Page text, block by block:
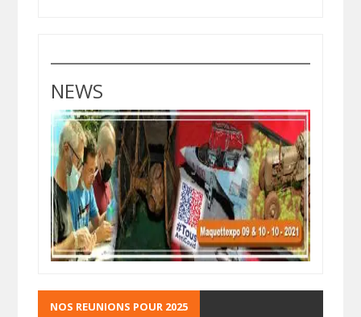
NEWS
NOS REUNIONS POUR 2025